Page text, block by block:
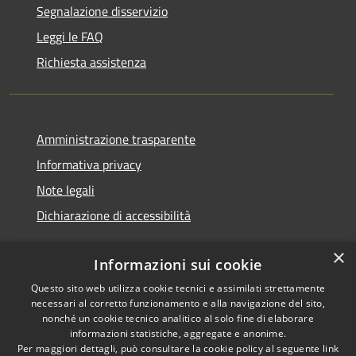
Segnalazione disservizio
Leggi le FAQ
Richiesta assistenza
Amministrazione trasparente
Informativa privacy
Note legali
Dichiarazione di accessibilità
RSS
Accessibilità
Copyright © 2026 • Comune di
Castignano • Powered by
Municipium•Accesso
×
Informazioni sui cookie
Questo sito web utilizza cookie tecnici e assimilati strettamente
necessari al corretto funzionamento e alla navigazione del sito,
nonché un cookie tecnico analitico al solo fine di elaborare
informazioni statistiche, aggregate e anonime.
Per maggiori dettagli, può consultare la cookie policy al seguente link